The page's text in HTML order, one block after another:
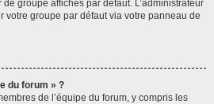
groupe affichés par défaut. L’administrateur
votre groupe par défaut via votre panneau de
du forum » ?
de l’équipe du forum, y compris les